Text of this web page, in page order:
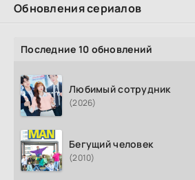
Обновления сериалов
Последние 10 обновлений
Любимый сотрудник
(2026)
Бегущий человек
(2010)